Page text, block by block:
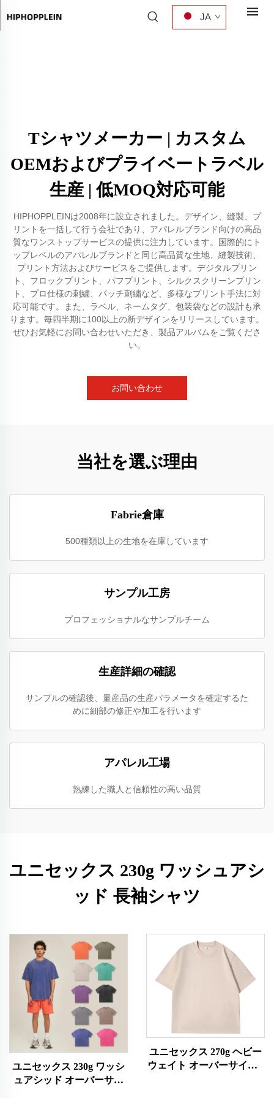
JA
Tシャツメーカー | カスタム
OEMおよびプライベートラベル
生産 | 低MOQ対応可能
HIPHOPPLEINは2008年に設立されました。デザイン、縫製、プ
リントを一括して行う会社であり、アパレルブランド向けの高品
質なワンストップサービスの提供に注力しています。国際的にト
ップレベルのアパレルブランドと同じ高品質な生地、縫製技術、
プリント方法およびサービスをご提供します。デジタルプリン
ト、フロックプリント、パフプリント、シルクスクリーンプリン
ト、プロ仕様の刺繍、パッチ刺繍など、多様なプリント手法に対
応可能です。また、ラベル、ネームタグ、包装袋などの設計も承
ります。毎四半期に100以上の新デザインをリリースしています。
ぜひお気軽にお問い合わせいただき、製品アルバムをご覧くださ
い。
お問い合わせ
当社を選ぶ理由
Fabrie倉庫
500種類以上の生地を在庫しています
サンプル工房
プロフェッショナルなサンプルチーム
生産詳細の確認
サンプルの確認後、量産品の生産パラメータを確定するた
めに細部の修正や加工を行います
アパレル工場
熟練した職人と信頼性の高い品質
ユニセックス 230g ワッシュアシ
ッド 長袖シャツ
ユニセックス 230g ワッシ
ュアシッド オーバーサイ
ユニセックス 270g ヘビー
ウェイト オーバーサイズT